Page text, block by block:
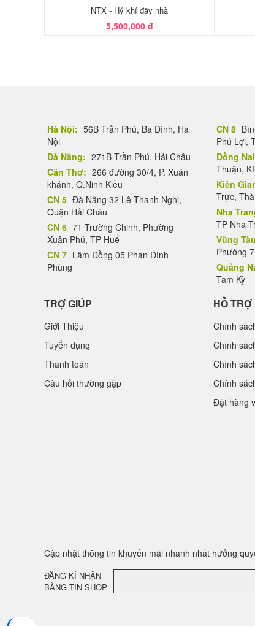
NTX - Hỷ khí đầy nhà
5,500,000 đ
Hà Nội: 56B Trần Phú, Ba Đình, Hà
Nội
Đà Nẵng: 271B Trần Phú, Hải Châu
Cần Thơ: 266 đường 30/4, P. Xuân
khánh, Q.Ninh Kiều
CN 5 Đà Nẵng 32 Lê Thanh Nghị,
Quận Hải Châu
CN 6 71 Trường Chinh, Phường
Xuân Phú, TP Huế
CN 7 Lâm Đồng 05 Phan Đình
Phùng
CN 8
Phú Lợi,
Đồng Nai
Thuận,
Kiên
Trực,
Nha
TP Nha
Vũng Tàu
Phường 7
Quảng
Tam Kỳ
TRỢ GIÚP
Giới Thiệu
Tuyển dụng
Thanh toán
Câu hỏi thường gặp
HỖ
Chính
Chính
Chính
Chính
Đặt hàng
Cập nhật thông tin khuyến mãi nhanh nhất hưởng
ĐĂNG KÍ NHẬN
BẢNG TIN SHOP